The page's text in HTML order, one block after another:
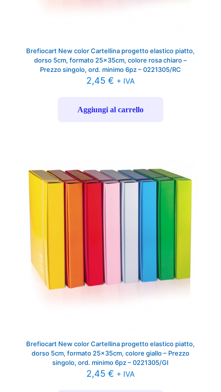
Brefiocart New color Cartellina progetto elastico piatto,
dorso 5cm, formato 25x35cm, colore rosa chiaro –
Prezzo singolo, ord. minimo 6pz – 0221305/RC
2,45 € + IVA
Aggiungi al carrello
Brefiocart New color Cartellina progetto elastico piatto,
dorso 5cm, formato 25x35cm, colore giallo – Prezzo
singolo, ord. minimo 6pz – 0221305/GI
2,45 € + IVA